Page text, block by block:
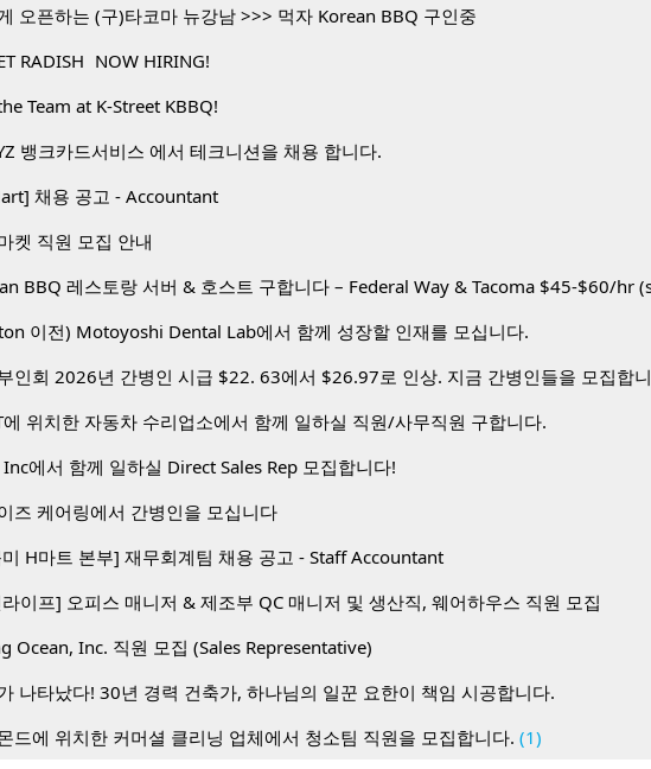
오픈하는 (구)타코마 뉴강남 >>> 먹자 Korean BBQ 구인중
RADISH NOW HIRING!
Team at K-Street KBBQ!
뱅크카드서비스 에서 테크니션을 채용 합니다.
채용 공고 - Accountant
켓 직원 모집 안내
이전) Motoyoshi Dental Lab에서 함께 성장할 인재를 모십니다.
인회 2026년 간병인 시급 $22. 63에서 $26.97로 인상. 지금 간병인들을 모집합
에 위치한 자동차 수리업소에서 함께 일하실 직원/사무직원 구합니다.
에서 함께 일하실 Direct Sales Rep 모집합니다!
즈 케어링에서 간병인을 모십니다
H마트 본부] 재무회계팀 채용 공고 - Staff Accountant
이프] 오피스 매니저 & 제조부 QC 매니저 및 생산직, 웨어하우스 직원 모집
Ocean, Inc. 직원 모집 (Sales Representative)
나타났다! 30년 경력 건축가, 하나님의 일꾼 요한이 책임 시공합니다.
드에 위치한 커머셜 클리닝 업체에서 청소팀 직원을 모집합니다. (1)